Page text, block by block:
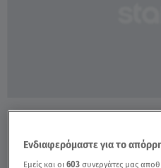
Όταν Λαμπάδιασε
Ενδιαφερόμαστε για το
Εμείς και οι603 συνεργάτες μας